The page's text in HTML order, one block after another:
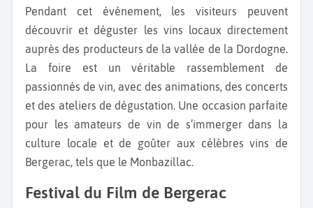
Pendant cet événement, les visiteurs peuvent
découvrir et déguster les vins locaux directement
auprès des producteurs de la vallée de la Dordogne.
La foire est un véritable rassemblement de
passionnés de vin, avec des animations, des concerts
et des ateliers de dégustation. Une occasion parfaite
pour les amateurs de vin de s’immerger dans la
culture locale et de goûter aux célèbres vins de
Bergerac, tels que le Monbazillac.
Festival du Film de Bergerac